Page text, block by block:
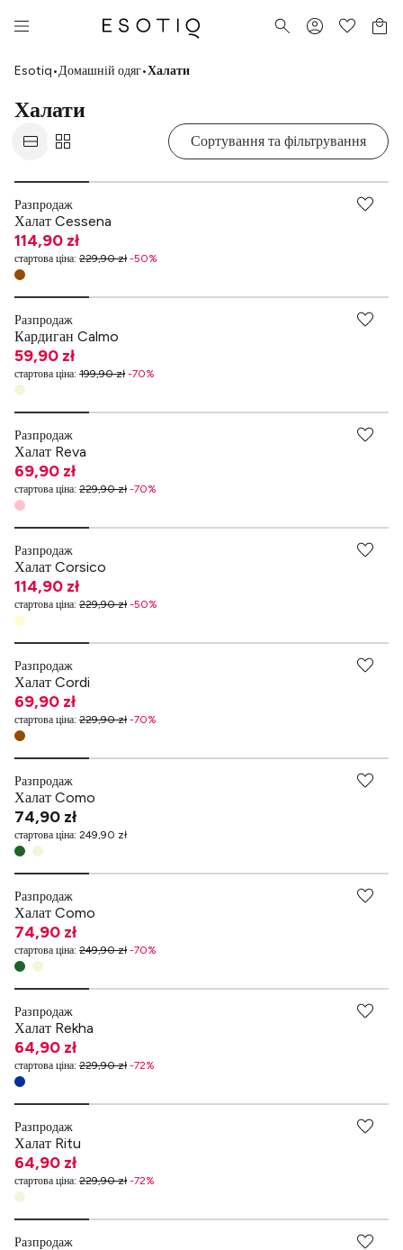
Esotiq•Домашній одяг•Халати
Халати
Сортування та фільтрування
Разпродаж
Халат Cessena
114,90 zł
стартова ціна: 229,90 zł -50%
Разпродаж
Кардиган Calmo
59,90 zł
стартова ціна: 199,90 zł -70%
Разпродаж
Халат Reva
69,90 zł
стартова ціна: 229,90 zł -70%
Разпродаж
Халат Corsico
114,90 zł
стартова ціна: 229,90 zł -50%
Разпродаж
Халат Cordi
69,90 zł
стартова ціна: 229,90 zł -70%
Разпродаж
Халат Como
74,90 zł
стартова ціна: 249,90 zł
Разпродаж
Халат Como
74,90 zł
стартова ціна: 249,90 zł -70%
Разпродаж
Халат Rekha
64,90 zł
стартова ціна: 229,90 zł -72%
Разпродаж
Халат Ritu
64,90 zł
стартова ціна: 229,90 zł -72%
Разпродаж